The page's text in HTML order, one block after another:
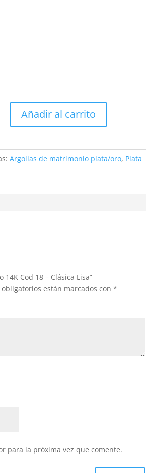
Añadir al carrito
Argollas de matrimonio plata/oro, Plata
Cod 18 – Clásica Lisa”
obligatorios están marcados con*
para la próxima vez que comente.